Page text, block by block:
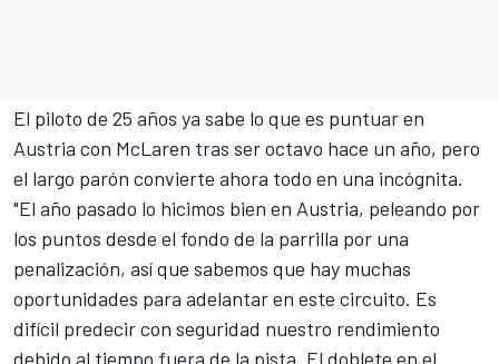
El piloto de 25 años ya sabe lo que es puntuar en
Austria con McLaren tras ser octavo hace un año, pero
el largo parón convierte ahora todo en una incógnita.
"El año pasado lo hicimos bien en Austria, peleando por
los puntos desde el fondo de la parrilla por una
penalización, así que sabemos que hay muchas
oportunidades para adelantar en este circuito. Es
difícil predecir con seguridad nuestro rendimiento
debido al tiempo fuera de la pista. El doblete en el